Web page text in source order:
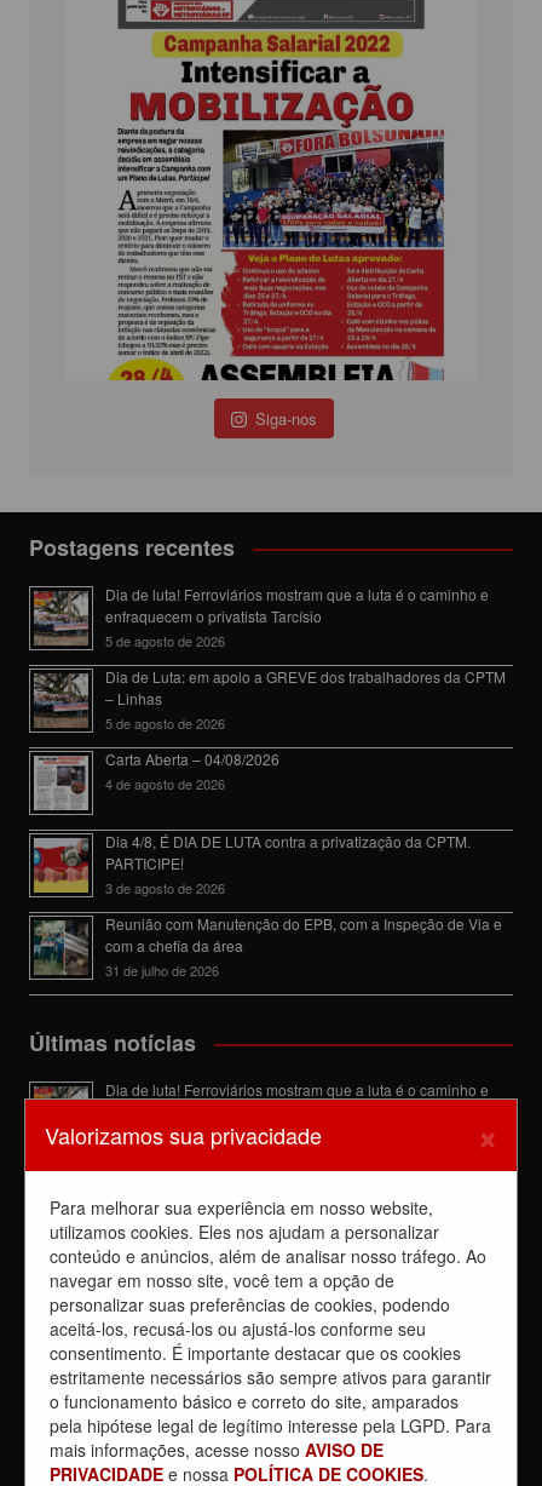
Siga-nos
Postagens recentes
Dia de luta! Ferroviários mostram que a luta é o caminho e
enfraquecem o privatista Tarcísio
5 de agosto de 2026
Dia de Luta: em apoio a GREVE dos trabalhadores da CPTM
– Linhas
5 de agosto de 2026
Carta Aberta – 04/08/2026
4 de agosto de 2026
Dia 4/8, É DIA DE LUTA contra a privatização da CPTM.
PARTICIPE!
3 de agosto de 2026
Reunião com Manutenção do EPB, com a Inspeção de Via e
com a chefia da área
31 de julho de 2026
Últimas notícias
Dia de luta! Ferroviários mostram que a luta é o caminho e
5 de agosto de 2026
Dia 4/8, É DIA DE LUTA contra a privatização da CPTM.
3 de agosto de 2026
Reunião com Manutenção do EPB, com a Inspeção de Via e
com a chefia da área
31 de julho de 2026
Sobre a REUNIÃO entre o Sindicato e o Metrus
30 de julho de 2026
Caos nos trens mostrou mais uma vez que privatização é
contra a população
30 de julho de 2026
Valorizamos sua privacidade ×
Para melhorar sua experiência em nosso website,
utilizamos cookies. Eles nos ajudam a personalizar
conteúdo e anúncios, além de analisar nosso tráfego. Ao
navegar em nosso site, você tem a opção de
personalizar suas preferências de cookies, podendo
aceitá-los, recusá-los ou ajustá-los conforme seu
consentimento. É importante destacar que os cookies
estritamente necessários são sempre ativos para garantir
o funcionamento básico e correto do site, amparados
pela hipótese legal de legítimo interesse pela LGPD. Para
mais informações, acesse nosso AVISO DE
PRIVACIDADE e nossa POLÍTICA DE COOKIES.